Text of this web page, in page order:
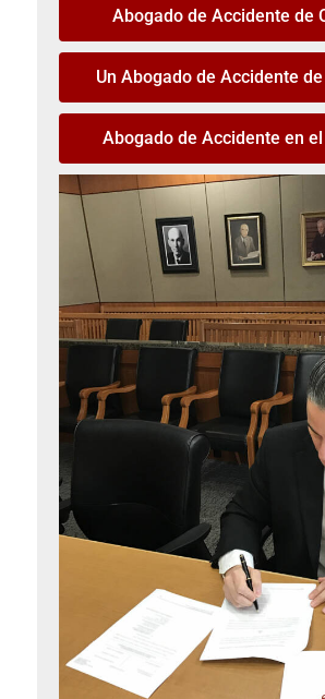
Abogado de Accidente de
Un Abogado de Accidente
Abogado de Accidente en